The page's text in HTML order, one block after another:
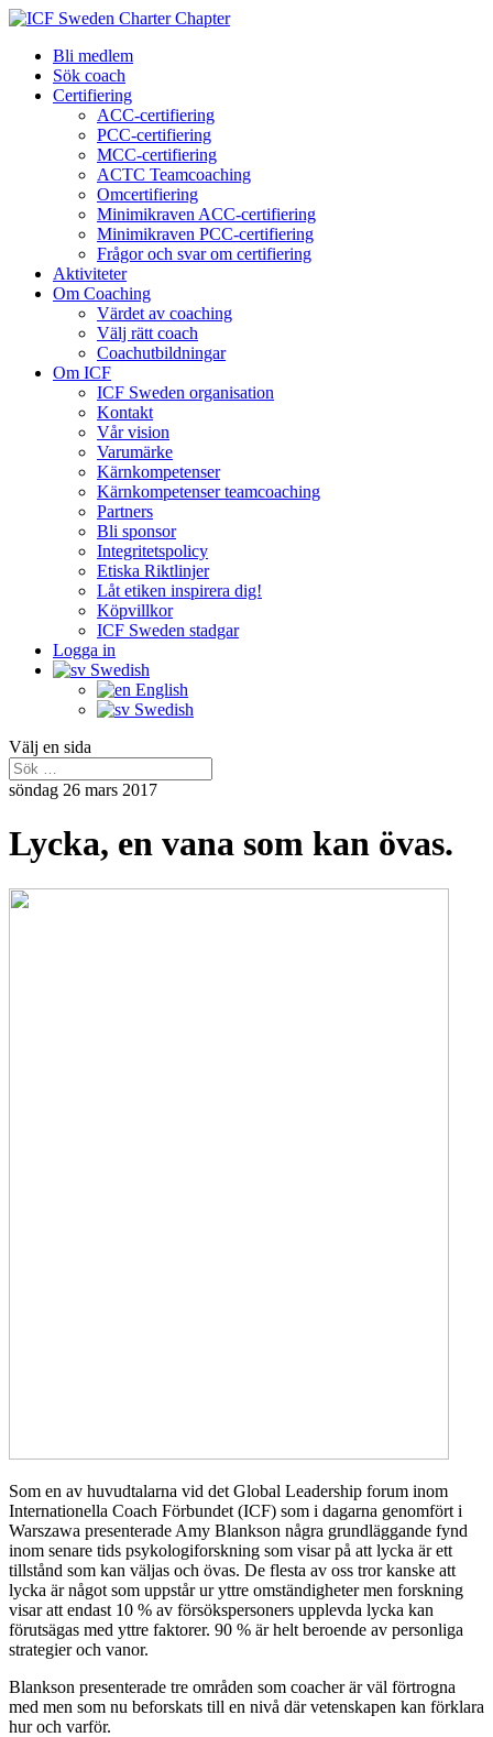
Bli medlem
Sök coach
Certifiering
ACC-certifiering
PCC-certifiering
MCC-certifiering
ACTC Teamcoaching
Omcertifiering
Minimikraven ACC-certifiering
Minimikraven PCC-certifiering
Frågor och svar om certifiering
Aktiviteter
Om Coaching
Värdet av coaching
Välj rätt coach
Coachutbildningar
Om ICF
ICF Sweden organisation
Kontakt
Vår vision
Varumärke
Kärnkompetenser
Kärnkompetenser teamcoaching
Partners
Bli sponsor
Integritetspolicy
Etiska Riktlinjer
Låt etiken inspirera dig!
Köpvillkor
ICF Sweden stadgar
Logga in
Swedish
English
Swedish
Välj en sida
söndag 26 mars 2017
Lycka, en vana som kan övas.
Som en av huvudtalarna vid det Global Leadership forum inom
Internationella Coach Förbundet (ICF) som i dagarna genomfört i
Warszawa presenterade Amy Blankson några grundläggande fynd
inom senare tids psykologiforskning som visar på att lycka är ett
tillstånd som kan väljas och övas. De flesta av oss tror kanske att
lycka är något som uppstår ur yttre omständigheter men forskning
visar att endast 10 % av försökspersoners upplevda lycka kan
förutsägas med yttre faktorer. 90 % är helt beroende av personliga
strategier och vanor.
Blankson presenterade tre områden som coacher är väl förtrogna
med men som nu beforskats till en nivå där vetenskapen kan förklara
hur och varför.